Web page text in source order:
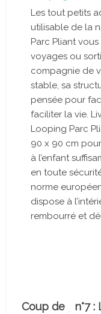
Les tout petits
utilisable de la
Parc Pliant
voyages ou
compagnie de
stable, sa
pensée pour
faciliter la vie.
Looping Parc
90 x 90 cm
à l’enfant
en toute
norme
dispose à
rembourré et
Coup de
n°7